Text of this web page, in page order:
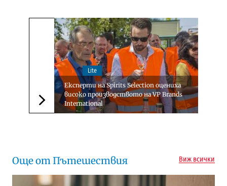
Следваща новина
Lite
Експерти на Spirits Selection оцениха
високо производството на VP Brands
International
Още от Пътешествия Виж всички